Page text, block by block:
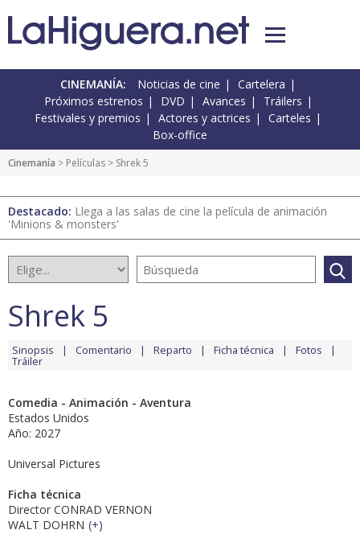
CINEMANÍA: Noticias de cine
Cartelera
Próximos estrenos
DVD Avances
Tráilers
Festivales y premios
Actores y actrices
Carteles
Box-office
Cinemanía > Películas > Shrek 5
Destacado: Llega a las salas de cine la película de animación
'Minions & monsters'
Shrek 5
Sinopsis Comentario Reparto Ficha técnica Fotos
Tráiler
Comedia - Animación - Aventura
Estados Unidos
Año: 2027
Universal Pictures
Ficha técnica
Director CONRAD VERNON
WALT DOHRN (+)